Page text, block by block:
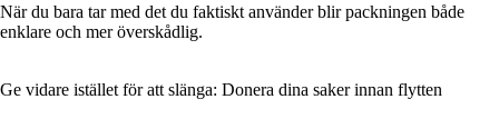
När du bara tar med det du faktiskt använder blir packningen både
enklare och mer överskådlig.
Ge vidare istället för att slänga: Donera dina saker innan flytten